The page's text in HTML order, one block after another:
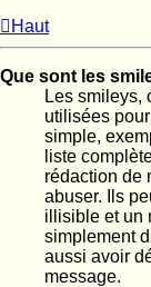
Haut
Que sont les
Les smileys,
utilisées
simple,
liste
rédaction de
abuser. Ils
illisible et un
simplement
aussi avoir
message.